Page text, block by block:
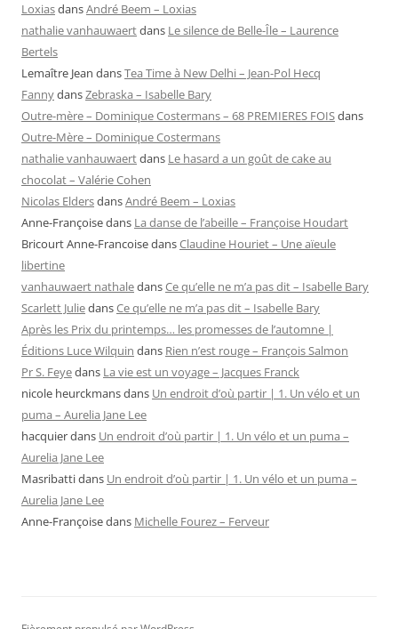
LoxiasdansAndré Beem – Loxias
nathalie vanhauwaertdans Le silence de Belle-Île – Laurence
Bertels
Lemaître Jean dansTea Time à New Delhi – Jean-Pol Hecq
FannydansZebraska – Isabelle Bary
Outre-mère – Dominique Costermans – 68 PREMIERES FOISdans
Outre-Mère – Dominique Costermans
nathalie vanhauwaertdans Le hasard a un goût de cake au
chocolat – Valérie Cohen
Nicolas EldersdansAndré Beem – Loxias
Anne-Françoisedans La danse de l’abeille – Françoise Houdart
Bricourt Anne-FrancoisedansClaudine Houriet – Une aïeule
libertine
vanhauwaert nathaledansCe qu’elle ne m’a pas dit – Isabelle Bary
Scarlett JuliedansCe qu’elle ne m’a pas dit – Isabelle Bary
Après les Prix du printemps… les promesses de l’automne |
Éditions Luce Wilquin dans Rien n’est rouge – François Salmon
Pr S. Feyedans La vie est un voyage – Jacques Franck
nicole heurckmansdans Un endroit d’où partir | 1. Un vélo et un
puma – Aurelia Jane Lee
hacquierdans Un endroit d’où partir | 1. Un vélo et un puma –
Aurelia Jane Lee
Masribattidans Un endroit d’où partir | 1. Un vélo et un puma –
Aurelia Jane Lee
Anne-Françoisedans Michelle Fourez – Ferveur